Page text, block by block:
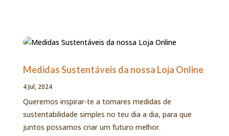
Medidas Sustentáveis da nossa Loja Online
4 Jul, 2024
Queremos inspirar-te a tomares medidas de
sustentabilidade simples no teu dia a dia, para que
juntos possamos criar um futuro melhor.